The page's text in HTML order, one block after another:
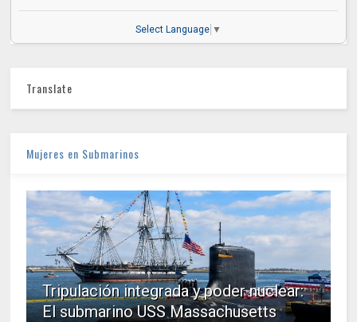
Select Language ▼
Translate
Mujeres en Submarinos
Tripulación integrada y poder nuclear:
El submarino USS Massachusetts